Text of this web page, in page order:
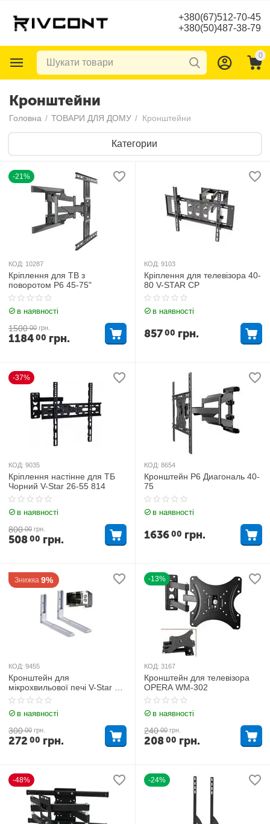
+380(67)512-70-45
+380(50)487-38-79
0
Кронштейни
Головна / ТОВАРИ ДЛЯ ДОМУ / Кронштейни
Категории
-21%
КОД: 10287
Кріплення для ТВ з
поворотом P6 45-75"
в наявності
1500 00 грн.
118400 грн.
КОД: 9103
Кріплення для телевізора 40-
80 V-STAR CP
в наявності
85700 грн.
-37%
КОД: 9035
Кріплення настінне для ТБ
Чорний V-Star 26-55 814
в наявності
800 00 грн.
50800 грн.
КОД: 8654
Кронштейн P6 Диагональ 40-
75
в наявності
163600 грн.
Знижка 9%
КОД: 9455
Кронштейн для
мікрохвильової печі V-Star Rif
2025 New
в наявності
300 00 грн.
272 00 грн.
-13%
КОД: 3167
Кронштейн для телевізора
OPERA WM-302
в наявності
240 00 грн.
20800 грн.
-48% -24%